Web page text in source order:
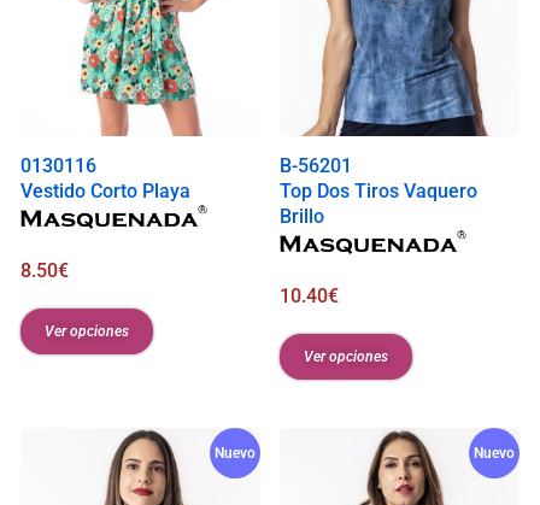
0130116
Vestido Corto Playa
8.50€
Ver opciones
B-56201
Top Dos Tiros Vaquero
Brillo
10.40€
Ver opciones
Nuevo Nuevo